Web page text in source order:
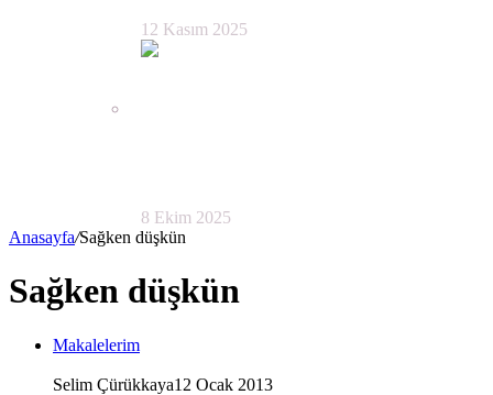
12 Kasım 2025
8 Ekim 2025
Anasayfa/Sağken düşkün
Sağken düşkün
Makalelerim
Selim Çürükkaya12 Ocak 2013